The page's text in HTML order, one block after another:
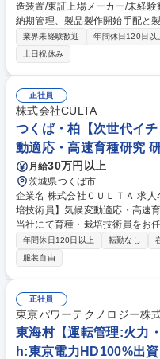
造装置/東証上場メーカー/未経験歓迎◎ 仕事の内容 当社製品
納期管理、製品製作開始手配と
た、製品出荷手配、貿易実務、
ど、製作以外でも幅広い業務を担当します。 ≪具体
配、製品製作開始手配 ■出荷ス
■搬出・積み込み立ち会い 募集職種 【製品出荷・発送管理】半導体製造装
置/東証上場メーカー/未経験歓迎
業界未経験歓迎 年間休日120日以
土日祝休み
正社員
株式会社CULTA
つくば・柏【次世代イ
動適応・高速育種研究
月給30万円以上
茨城県つくば市
企業名 株式会社ＣＵＬＴＡ 求人名 つくば・柏【次世代イチゴの育種・栽
培技術員】気候変動適応・高速育種研究 仕事の内容 高速
当社にて育種・栽培技術員をお
データ収集を中心に、育苗やハ
タッフの管理等、研究開発の現場を支える役
および精密なデータ収集 ■育苗
虫対策等の栽培管理 ■ハウス内
運用 ■サンプル出荷用の収穫・
トスタッフの作業スケジュール
各種圃場業務 募集職種 つくば・柏【次世代イチゴの育種・栽培技術員】
気候変動適応・高速育種研究
年間休日120日以上 転勤なし
服装自由
正社員
東京パワーテクノロジー株
東海村【運転管理:火力
h:東京電力HD100%出